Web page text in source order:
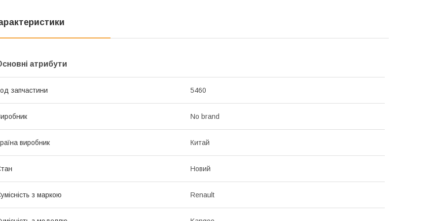
атрибути
запчастини 5460
No brand
виробник Китай
Новий
з маркою Renault